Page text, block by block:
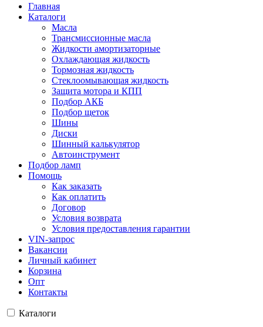
Главная
Каталоги
Масла
Трансмиссионные масла
Жидкости амортизаторные
Охлаждающая жидкость
Тормозная жидкость
Стеклоомывающая жидкость
Защита мотора и КПП
Подбор АКБ
Подбор щеток
Шины
Диски
Шинный калькулятор
Автоинструмент
Подбор ламп
Помощь
Как заказать
Как оплатить
Договор
Условия возврата
Условия предоставления гарантии
VIN-запрос
Вакансии
Личный кабинет
Корзина
Опт
Контакты
Каталоги